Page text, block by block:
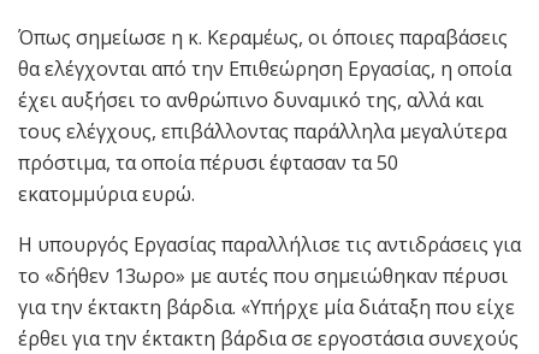
Όπως σημείωσε η κ. Κεραμέως, οι όποιες παραβάσεις
θα ελέγχονται από την Επιθεώρηση Εργασίας, η οποία
έχει αυξήσει το ανθρώπινο δυναμικό της, αλλά και
τους ελέγχους, επιβάλλοντας παράλληλα μεγαλύτερα
πρόστιμα, τα οποία πέρυσι έφτασαν τα 50
εκατομμύρια ευρώ.
Η υπουργός Εργασίας παραλλήλισε τις αντιδράσεις για
το «δήθεν 13ωρο» με αυτές που σημειώθηκαν πέρυσι
για την έκτακτη βάρδια. «Υπήρχε μία διάταξη που είχε
έρθει για την έκτακτη βάρδια σε εργοστάσια συνεχούς